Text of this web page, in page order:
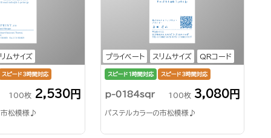
ムサイズ
スピード3時間対応
100枚 2,530円
市松模様♪
プライベート スリムサイズ QRコード
スピード1時間対応 スピード3時間対応
p-0184sqr 100枚 3,080円
パステルカラーの市松模様♪